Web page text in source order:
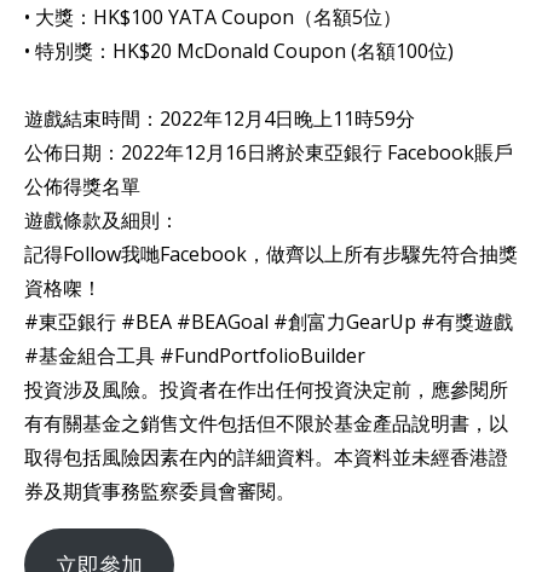
• 大獎：HK$100 YATA Coupon（名額5位）
• 特別獎：HK$20 McDonald Coupon (名額100位)
遊戲結束時間：2022年12月4日晚上11時59分
公佈日期：2022年12月16日將於東亞銀行 Facebook賬戶
公佈得獎名單
遊戲條款及細則：
記得Follow我哋Facebook，做齊以上所有步驟先符合抽獎
資格㗎！
#東亞銀行 #BEA #BEAGoal #創富力GearUp #有獎遊戲
#基金組合工具 #FundPortfolioBuilder
投資涉及風險。投資者在作出任何投資決定前，應參閱所
有有關基金之銷售文件包括但不限於基金產品說明書，以
取得包括風險因素在內的詳細資料。本資料並未經香港證
券及期貨事務監察委員會審閱。
立即參加